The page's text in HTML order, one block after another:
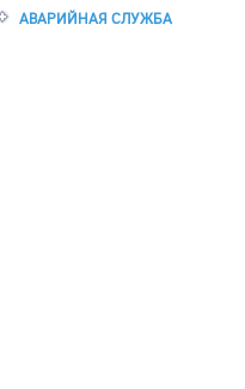
АВАРИЙНАЯ СЛУЖБА